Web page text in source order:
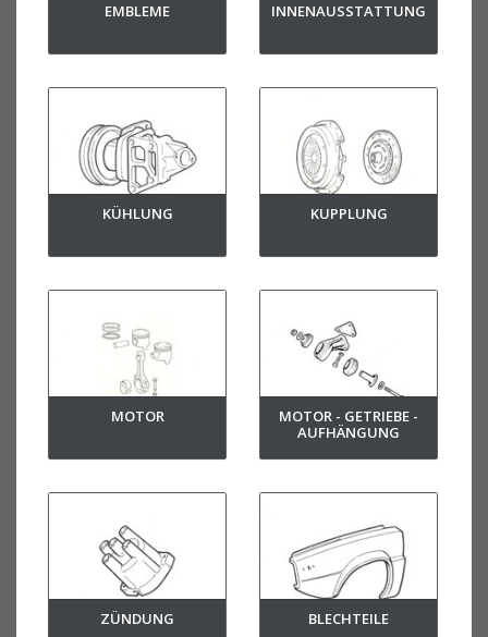
EMBLEME INNENAUSSTATTUNG
KÜHLUNG KUPPLUNG
MOTOR
MOTOR - GETRIEBE -
AUFHÄNGUNG
ZÜNDUNG BLECHTEILE